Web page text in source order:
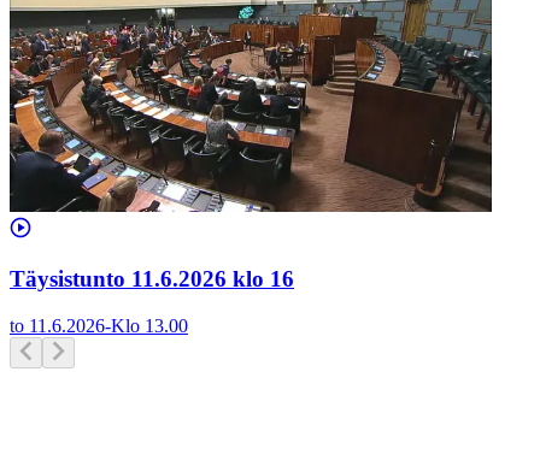
Täysistunto 11.6.2026 klo 16
to 11.6.2026-Klo 13.00